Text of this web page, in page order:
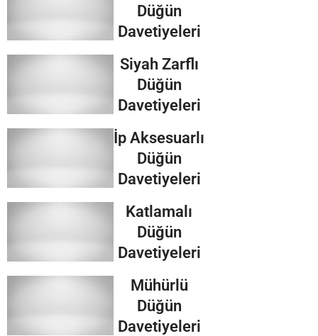
Düğün
Davetiyeleri
Siyah Zarflı
Düğün
Davetiyeleri
İp Aksesuarlı
Düğün
Davetiyeleri
Katlamalı
Düğün
Davetiyeleri
Mühürlü
Düğün
Davetiyeleri